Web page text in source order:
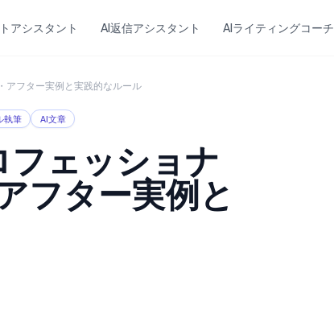
アシスタント AI返信アシスタント AIライティングコーチ
アフター実例と実践的なルール
執筆 AI文章
ェッショナ
フター実例と